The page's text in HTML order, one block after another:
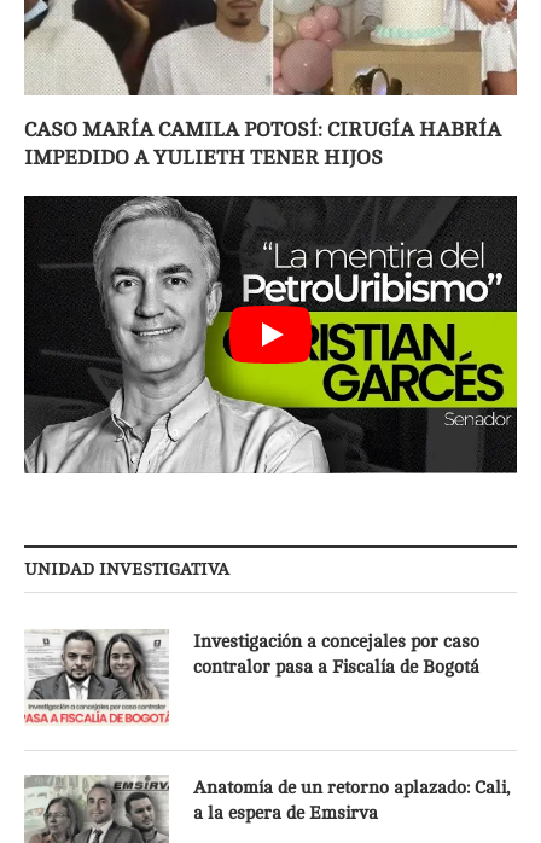
CASO MARÍA CAMILA POTOSÍ: CIRUGÍA HABRÍA
IMPEDIDO A YULIETH TENER HIJOS
UNIDAD INVESTIGATIVA
Investigación a concejales por caso
contralor pasa a Fiscalía de Bogotá
Anatomía de un retorno aplazado: Cali,
a la espera de Emsirva